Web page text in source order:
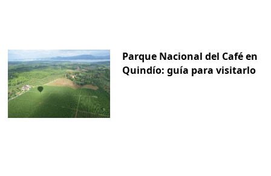
Parque Nacional del Café en
Quindío: guía para visitarlo